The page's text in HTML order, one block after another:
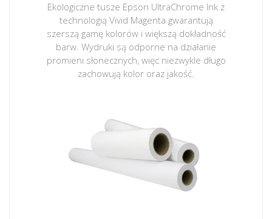
Ekologiczne tusze Epson UltraChrome Ink z
technologią Vivid Magenta gwarantują
szerszą gamę kolorów i większą dokładność
barw. Wydruki są odporne na działanie
promieni słonecznych, więc niezwykle długo
zachowują kolor oraz jakość.